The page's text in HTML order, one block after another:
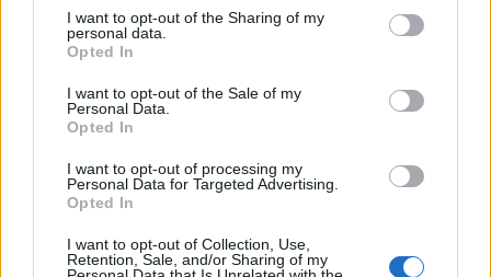
I want to opt-out of the Sharing of my
personal data.
Opted In
I want to opt-out of the Sale of my
Personal Data.
Opted In
I want to opt-out of processing my
Personal Data for Targeted Advertising.
Opted In
I want to opt-out of Collection, Use,
Retention, Sale, and/or Sharing of my
συζήτηση με τον ομιλητή.
τιμή για τον Δήμο και συμβολή στη διατήρηση της
ιστορικής συνείδησης και μνήμης.